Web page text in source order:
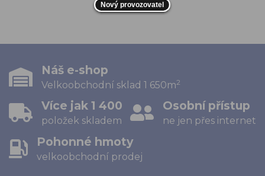
Náš e-shop
Velkoobchodní sklad 1 650m2
Více jak 1 400
položek skladem
Osobní přístup
ne jen přes internet
Pohonné hmoty
velkoobchodní prodej
Nový provozovatel